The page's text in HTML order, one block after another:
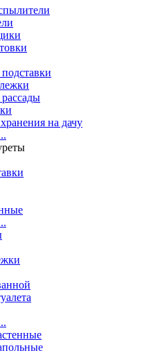
на дачу